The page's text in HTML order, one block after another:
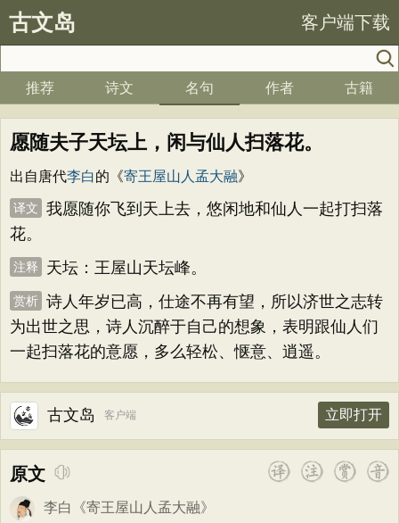
古文岛 客户端下载
推荐 诗文 名句 作者 古籍
愿随夫子天坛上，闲与仙人扫落花。
出自唐代李白的《寄王屋山人孟大融》
译文
我愿随你飞到天上去，悠闲地和仙人一起打扫落
花。
注释 天坛：王屋山天坛峰。
赏析 诗人年岁已高，仕途不再有望，所以济世之志转
为出世之思，诗人沉醉于自己的想象，表明跟仙人们
一起扫落花的意愿，多么轻松、惬意、逍遥。
古文岛 客户端 立即打开
原文
李白 《寄王屋山人孟大融》